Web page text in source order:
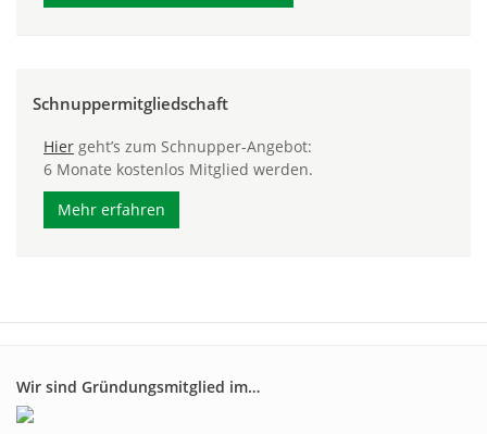
Schnuppermitgliedschaft
Hier geht’s zum Schnupper-Angebot:
6 Monate kostenlos Mitglied werden.
Mehr erfahren
Wir sind Gründungsmitglied im…